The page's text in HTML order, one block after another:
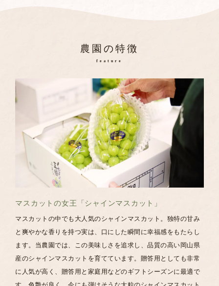
農園の特徴
feature
マスカットの女王「シャインマスカット」
マスカットの中でも大人気のシャインマスカット。独特の甘み
と爽やかな香りを持つ実は、口にした瞬間に幸福感をもたらし
ます。当農園では、この美味しさを追求し、品質の高い岡山県
産のシャインマスカットを育てています。贈答用としても非常
に人気が高く、贈答用と家庭用などのギフトシーズンに最適で